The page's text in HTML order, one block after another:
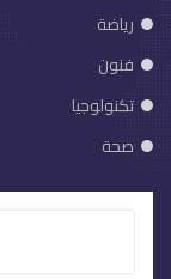
رياضة
فنون
تكنولوجيا
صحة